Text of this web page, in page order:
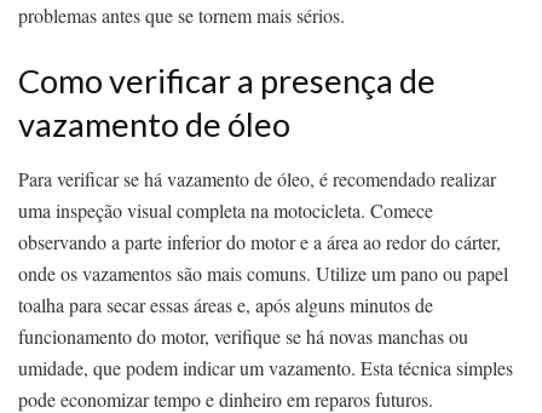
problemas antes que se tornem mais sérios.
Como verificar a presença de
vazamento de óleo
Para verificar se há vazamento de óleo, é recomendado realizar
uma inspeção visual completa na motocicleta. Comece
observando a parte inferior do motor e a área ao redor do cárter,
onde os vazamentos são mais comuns. Utilize um pano ou papel
toalha para secar essas áreas e, após alguns minutos de
funcionamento do motor, verifique se há novas manchas ou
umidade, que podem indicar um vazamento. Esta técnica simples
pode economizar tempo e dinheiro em reparos futuros.